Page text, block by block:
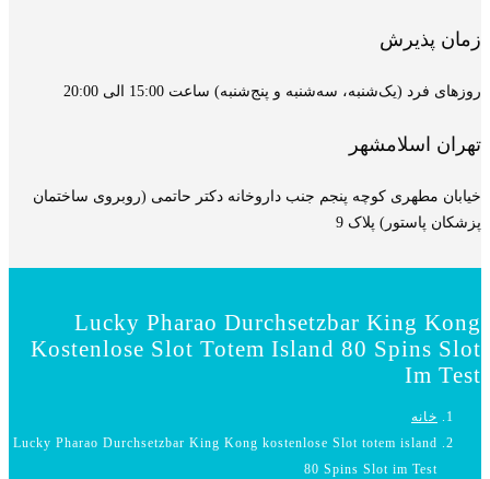
زمان پذیرش
روزهای فرد (یک‌شنبه، سه‌شنبه و پنج‌شنبه) ساعت 15:00 الی 20:00
تهران اسلامشهر
خیابان مطهری کوچه پنجم جنب داروخانه دکتر حاتمی (روبروی ساختمان
پزشکان پاستور) پلاک 9
Lucky Pharao Durchsetzbar King Kong
Kostenlose Slot Totem Island 80 Spins Slot
Im Test
خانه
Lucky Pharao Durchsetzbar King Kong kostenlose Slot totem island
80 Spins Slot im Test